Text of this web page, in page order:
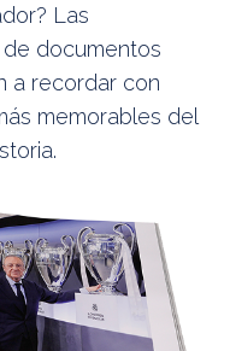
Las
documentos
a recordar con
memorables del